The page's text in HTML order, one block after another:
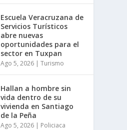
Escuela Veracruzana de
Servicios Turísticos
abre nuevas
oportunidades para el
sector en Tuxpan
Ago 5, 2026| Turismo
Hallan a hombre sin
vida dentro de su
vivienda en Santiago
de la Peña
Ago 5, 2026| Policiaca